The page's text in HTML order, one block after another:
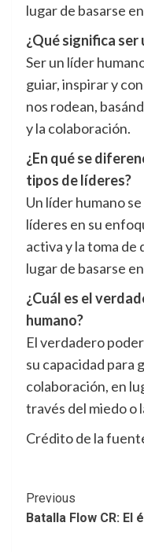
lugar de basarse
¿Qué significa ser
Ser un líder
guiar, inspirar y
nos rodean,
y la colaboración.
¿En qué se
tipos de líderes?
Un líder humano
líderes en su
activa y la toma de
lugar de basarse
¿Cuál es el
humano?
El verdadero
su capacidad para
colaboración, en
través del miedo o
Crédito de la
Post
Navigation
Previous
Batalla Flow CR: El